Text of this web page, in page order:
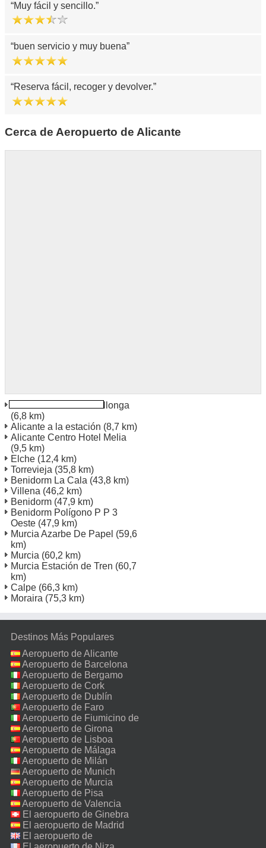
Muy fácil y sencillo.
buen servicio y muy buena
Reserva fácil, recoger y devolver.
Cerca de Aeropuerto de Alicante
Alicante Pla De La Vallonga
(6,8 km)
Alicante a la estación (8,7 km)
Alicante Centro Hotel Melia
(9,5 km)
Elche (12,4 km)
Torrevieja (35,8 km)
Benidorm La Cala (43,8 km)
Villena (46,2 km)
Benidorm (47,9 km)
Benidorm Polígono P P 3
Oeste (47,9 km)
Murcia Azarbe De Papel (59,6
km)
Murcia (60,2 km)
Murcia Estación de Tren (60,7
km)
Calpe (66,3 km)
Moraira (75,3 km)
Destinos Más Populares
Aeropuerto de Alicante
Aeropuerto de Barcelona
Aeropuerto de Bergamo
Aeropuerto de Cork
Aeropuerto de Dublín
Aeropuerto de Faro
Aeropuerto de Fiumicino de
Roma
Aeropuerto de Girona
Aeropuerto de Lisboa
Aeropuerto de Málaga
Aeropuerto de Milán
Malpensa
Aeropuerto de Munich
Aeropuerto de Murcia
Aeropuerto de Pisa
Aeropuerto de Valencia
El aeropuerto de Ginebra
El aeropuerto de Madrid
El aeropuerto de